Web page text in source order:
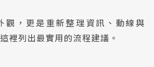
觀，更是重新整理資訊、動線與
裡列出最實用的流程建議。